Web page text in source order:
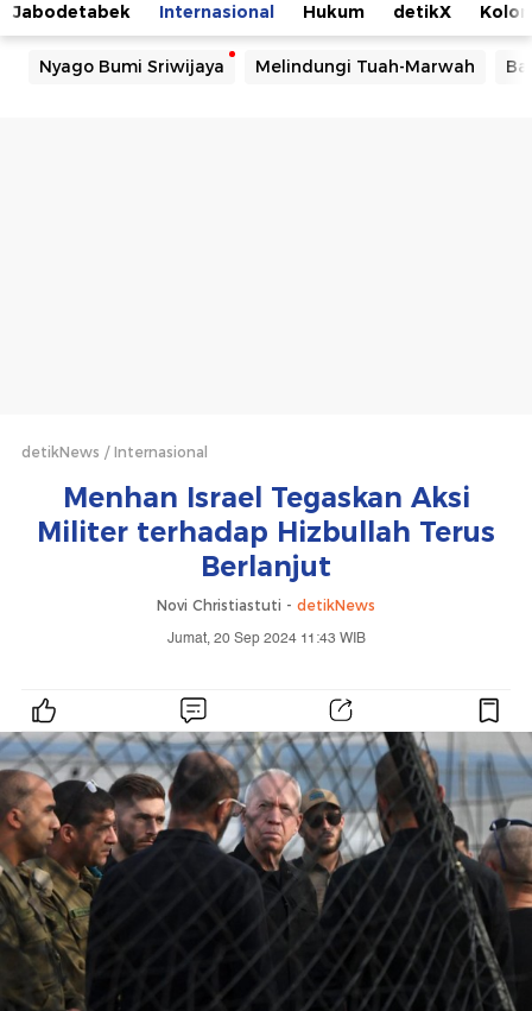
Jabodetabek Internasional Hukum detikX
Nyago Bumi Sriwijaya Melindungi Tuah-Marwah
detikNews Internasional
Menhan Israel Tegaskan Aksi
Militer terhadap Hizbullah Terus
Berlanjut
Novi Christiastuti - detikNews
Jumat, 20 Sep 2024 11:43 WIB